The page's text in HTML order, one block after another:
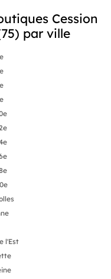
Cession
par ville
l'Est